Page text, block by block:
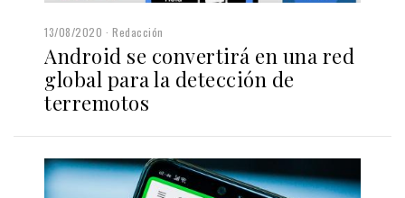
13/08/2020 Redacción
Android se convertirá en una red
global para la detección de
terremotos